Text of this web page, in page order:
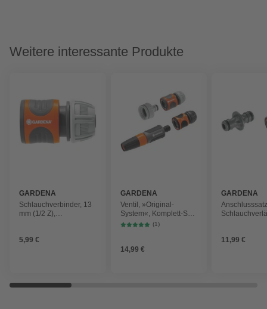
Weitere interessante Produkte
GARDENA
Schlauchverbinder, 13
mm (1/2 Z),
5,99 €
GARDENA
Ventil, »Original-
System«, Komplett-Set,
Kunststoff, 18x4,1 cm
(1)
14,99 €
GARDENA
11,99 €